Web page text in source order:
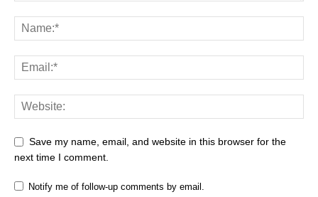
Save my name, email, and website in this browser for the
next time I comment.
Notify me of follow-up comments by email.